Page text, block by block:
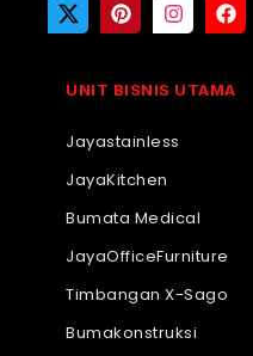
UNIT BISNIS UTAMA
Jayastainless
JayaKitchen
Bumata Medical
JayaOfficeFurniture
Timbangan X-Sago
Bumakonstruksi